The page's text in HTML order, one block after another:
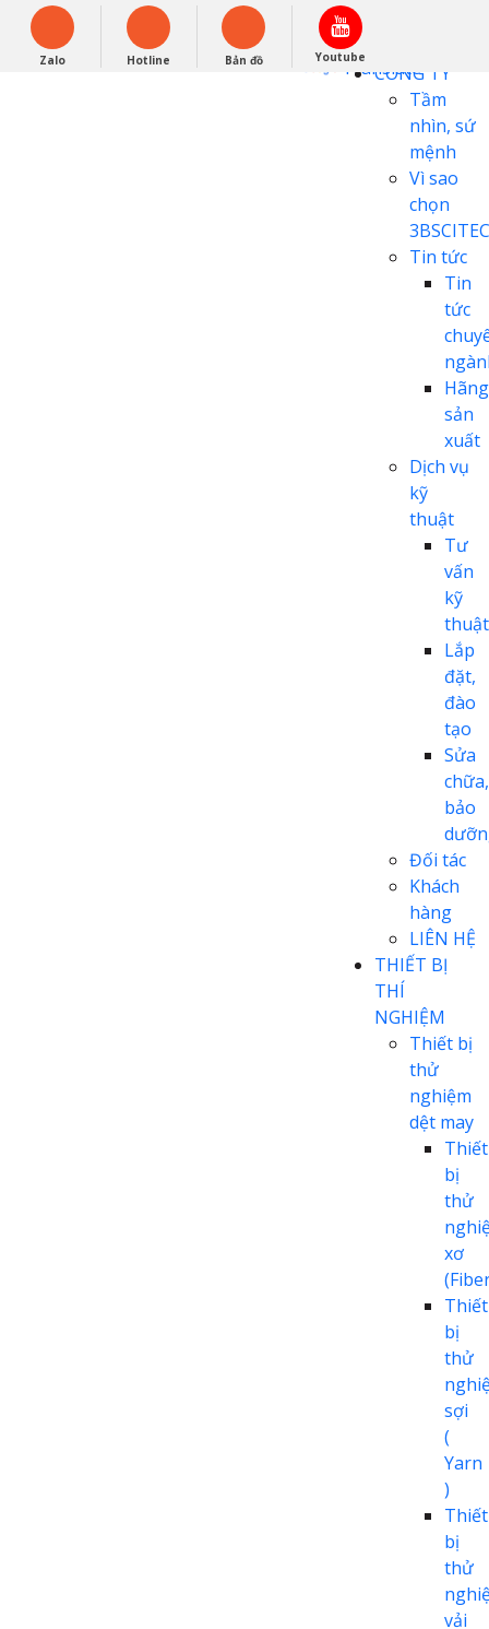
Powered by
Translate
English
0948279988
CÔNG TY
Tầm
nhìn, sứ
mệnh
Vì sao
chọn
Tin tức
Tin
tức
Hãng
sản
xuất
Dịch vụ
kỹ
thuật
Tư
vấn
kỹ
thuật
Lắp
đặt,
đào
tạo
Sửa
chữa,
bảo
Đối tác
Khách
hàng
LIÊN HỆ
THIẾT BỊ
THÍ
NGHIỆM
Thiết bị
thử
nghiệm
dệt may
Thiết
bị
thử
xơ
Thiết
bị
thử
sợi
(
Yarn
)
Thiết
bị
thử
vải
Zalo Hotline Bản đồ Youtube